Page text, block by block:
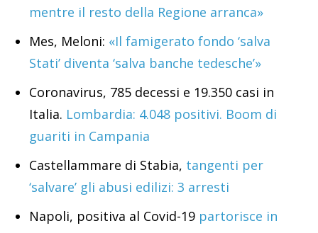
mentre il resto della Regione arranca»
Mes, Meloni: «Il famigerato fondo ‘salva
Stati’ diventa ‘salva banche tedesche’»
Coronavirus, 785 decessi e 19.350 casi in
Italia. Lombardia: 4.048 positivi. Boom di
guariti in Campania
Castellammare di Stabia, tangenti per
‘salvare’ gli abusi edilizi: 3 arresti
Napoli, positiva al Covid-19 partorisce in